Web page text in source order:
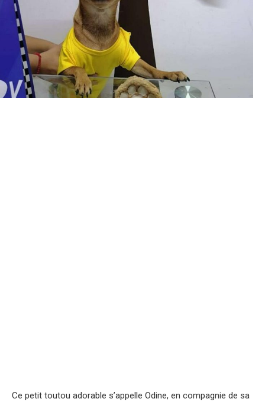
Ce petit toutou adorable s’appelle Odine, en compagnie de sa